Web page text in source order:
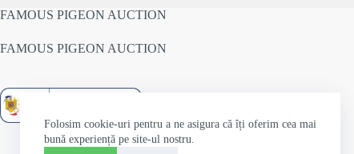
Folosim cookie-uri pentru a ne asigura că îți oferim cea mai
bună experiență pe site-ul nostru.
FAMOUS PIGEON AUCTION
FAMOUS PIGEON AUCTION